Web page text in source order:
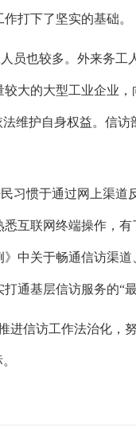
打下了坚实的基础。
员也较多。外来务工
大的大型工业企业
维护自身权益。信访
习惯于通过网上渠道
互联网终端操作，
中关于畅通信访渠
通基层信访服务的“最
进信访工作法治化，